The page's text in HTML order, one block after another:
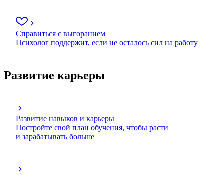
Справиться с выгоранием
Психолог поддержит, если не осталось сил на работу
Развитие карьеры
Развитие навыков и карьеры
Постройте свой план обучения, чтобы расти
и зарабатывать больше